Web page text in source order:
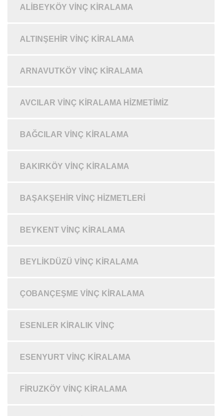
ALIBEYKÖY VINÇ KIRALAMA
ALTINŞEHIR VINÇ KIRALAMA
ARNAVUTKÖY VINÇ KIRALAMA
AVCILAR VINÇ KIRALAMA HIZMETIMIZ
BAĞCILAR VINÇ KIRALAMA
BAKIRKÖY VINÇ KIRALAMA
BAŞAKŞEHIR VINÇ HIZMETLERI
BEYKENT VINÇ KIRALAMA
BEYLIKDÜZÜ VINÇ KIRALAMA
ÇOBANÇEŞME VINÇ KIRALAMA
ESENLER KIRALIK VINÇ
ESENYURT VINÇ KIRALAMA
FIRUZKÖY VINÇ KIRALAMA